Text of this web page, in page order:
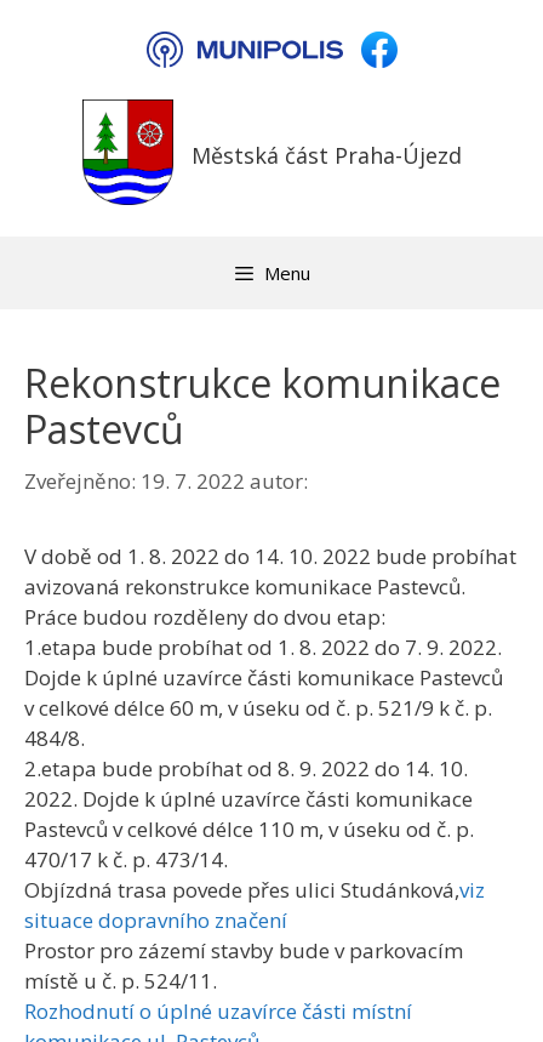
Městská část Praha-Újezd
Menu
Rekonstrukce komunikace
Pastevců
Zveřejněno: 19. 7. 2022 autor:
V době od 1. 8. 2022 do 14. 10. 2022 bude probíhat
avizovaná rekonstrukce komunikace Pastevců.
Práce budou rozděleny do dvou etap:
1.etapa bude probíhat od 1. 8. 2022 do 7. 9. 2022.
Dojde k úplné uzavírce části komunikace Pastevců
v celkové délce 60 m, v úseku od č. p. 521/9 k č. p.
484/8.
2.etapa bude probíhat od 8. 9. 2022 do 14. 10.
2022. Dojde k úplné uzavírce části komunikace
Pastevců v celkové délce 110 m, v úseku od č. p.
470/17 k č. p. 473/14.
Objízdná trasa povede přes ulici Studánková,viz
situace dopravního značení
Prostor pro zázemí stavby bude v parkovacím
místě u č. p. 524/11.
Rozhodnutí o úplné uzavírce části místní